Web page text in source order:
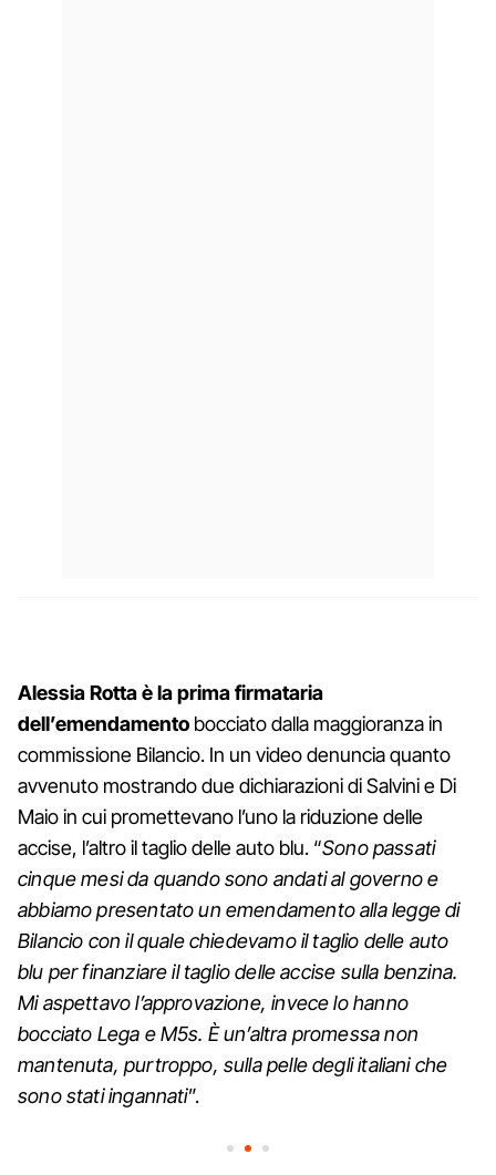
Alessia Rotta è la prima firmataria
dell’emendamento bocciato dalla maggioranza in
commissione Bilancio. In un video denuncia quanto
avvenuto mostrando due dichiarazioni di Salvini e Di
Maio in cui promettevano l’uno la riduzione delle
accise, l’altro il taglio delle auto blu. “Sono passati
cinque mesi da quando sono andati al governo e
abbiamo presentato un emendamento alla legge di
Bilancio con il quale chiedevamo il taglio delle auto
blu per finanziare il taglio delle accise sulla benzina.
Mi aspettavo l’approvazione, invece lo hanno
bocciato Lega e M5s. È un’altra promessa non
mantenuta, purtroppo, sulla pelle degli italiani che
sono stati ingannati”.